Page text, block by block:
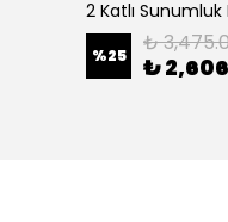
2 Katlı
%25 ₺
₺